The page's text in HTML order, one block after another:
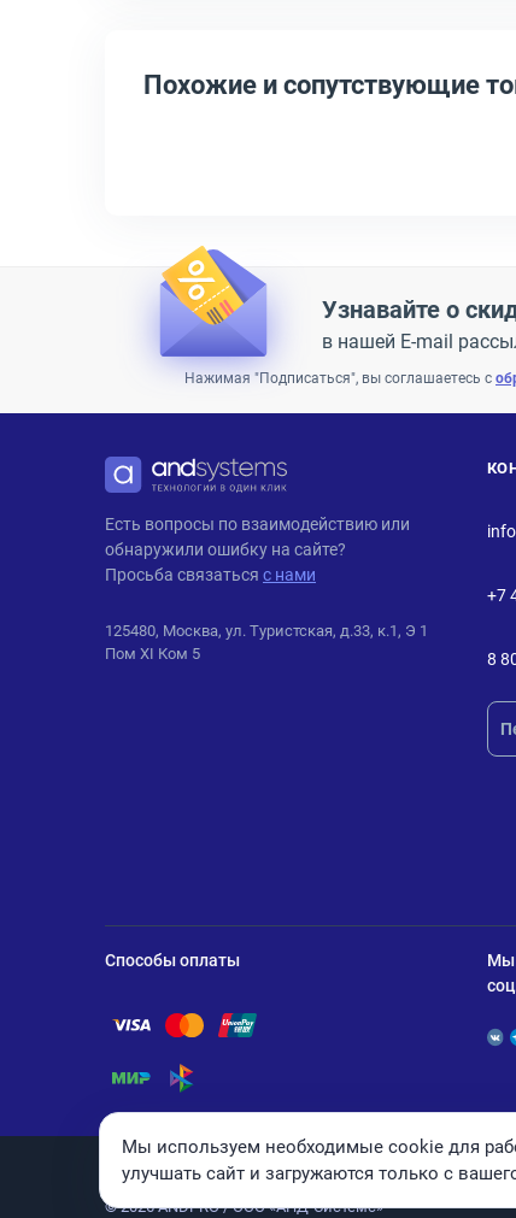
Похожие и сопутствующие
Узнавайте о
в нашей E-mail
Нажимая "Подписаться", вы соглашаетесь с
ANDPRO
Есть вопросы по взаимодействию или
обнаружили ошибку на сайте?
Просьба связаться с нами
125480, Москва, ул. Туристская, д.33, к.1, Э 1
Пом XI Ком 5
+7
8
Способы оплаты
Помощь по оплате Visa
Помощь по оплате Mastercard
Помощь по оплате UnionPay
Помощь по оплате Мир
Помощь по оплате СБП
Мы
© 2026 ANDPRO / ООО «АНД-Системс»
Мы используем необходимые cookie для
улучшать сайт и загружаются только с